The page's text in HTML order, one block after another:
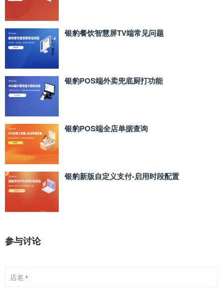
银豹餐饮智慧屏TV端常见问题
银豹POS端外卖兜底厨打功能
银豹POS端全店单据查询
银豹新版自定义支付‑启用时段配置
参与讨论
店名 *